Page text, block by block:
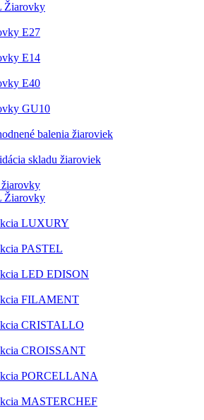
Žiarovky
E27
E14
E40
GU10
balenia žiaroviek
skladu žiaroviek
Žiarovky
LUXURY
PASTEL
LED EDISON
FILAMENT
CRISTALLO
CROISSANT
PORCELLANA
MASTERCHEF